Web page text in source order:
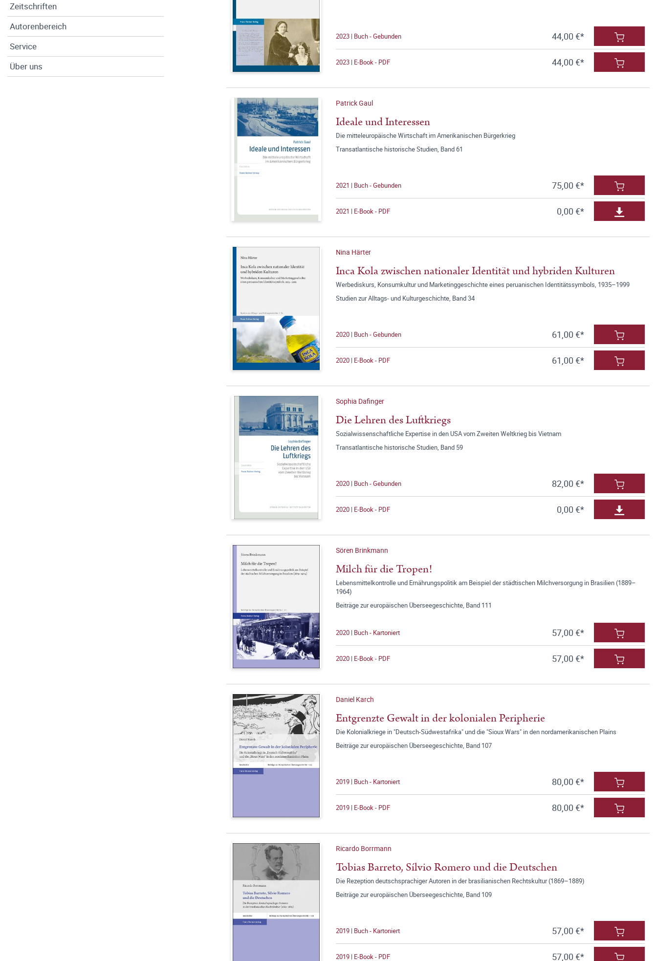
Zeitschriften
Autorenbereich
Service
Über uns
2023 | Buch - Gebunden 44,00 €*
2023 | E-Book - PDF 44,00 €*
Patrick Gaul
Ideale und Interessen
Die mitteleuropäische Wirtschaft im Amerikanischen Bürgerkrieg
Transatlantische historische Studien, Band 61
2021 | Buch - Gebunden 75,00 €*
2021 | E-Book - PDF 0,00 €*
Nina Härter
Inca Kola zwischen nationaler Identität und hybriden Kulturen
Werbediskurs, Konsumkultur und Marketinggeschichte eines peruanischen Identitätssymbols, 1935–1999
Studien zur Alltags- und Kulturgeschichte, Band 34
2020 | Buch - Gebunden 61,00 €*
2020 | E-Book - PDF 61,00 €*
Sophia Dafinger
Die Lehren des Luftkriegs
Sozialwissenschaftliche Expertise in den USA vom Zweiten Weltkrieg bis Vietnam
Transatlantische historische Studien, Band 59
2020 | Buch - Gebunden 82,00 €*
2020 | E-Book - PDF 0,00 €*
Sören Brinkmann
Milch für die Tropen!
Lebensmittelkontrolle und Ernährungspolitik am Beispiel der städtischen Milchversorgung in Brasilien (1889–
1964)
Beiträge zur europäischen Überseegeschichte, Band 111
2020 | Buch - Kartoniert 57,00 €*
2020 | E-Book - PDF 57,00 €*
Daniel Karch
Entgrenzte Gewalt in der kolonialen Peripherie
Die Kolonialkriege in "Deutsch-Südwestafrika" und die "Sioux Wars" in den nordamerikanischen Plains
Beiträge zur europäischen Überseegeschichte, Band 107
2019 | Buch - Kartoniert 80,00 €*
2019 | E-Book - PDF 80,00 €*
Ricardo Borrmann
Tobias Barreto, Sílvio Romero und die Deutschen
Die Rezeption deutschsprachiger Autoren in der brasilianischen Rechtskultur (1869–1889)
Beiträge zur europäischen Überseegeschichte, Band 109
2019 | Buch - Kartoniert 57,00 €*
2019 | E-Book - PDF 57,00 €*